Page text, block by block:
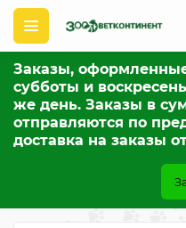
Заказы,
субботы и
же день. Заказы в
отправляются по
доставка на заказы